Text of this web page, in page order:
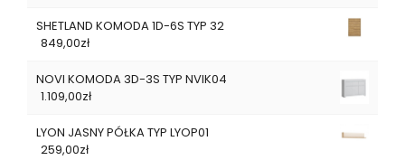
SHETLAND KOMODA 1D-6S TYP 32
849,00zł
NOVI KOMODA 3D-3S TYP NVIK04
1.109,00zł
LYON JASNY PÓŁKA TYP LYOP01
259,00zł